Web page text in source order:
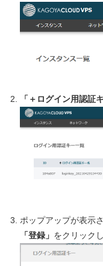
「＋ログイン用認証
ポップアップが表示
「登録」 をクリック